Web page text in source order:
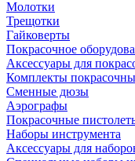
Молотки
Трещотки
Гайковерты
Покрасочное
Аксессуары для
Комплекты
Сменные дюзы
Аэрографы
Покрасочные
Наборы инструмента
Аксессуары для